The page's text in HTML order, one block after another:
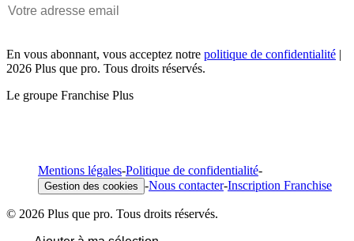
En vous abonnant, vous acceptez notre politique de confidentialité |
2026 Plus que pro. Tous droits réservés.
Le groupe Franchise Plus
Mentions légales-Politique de confidentialité-
Gestion des cookies -Nous contacter-Inscription Franchise
© 2026 Plus que pro. Tous droits réservés.